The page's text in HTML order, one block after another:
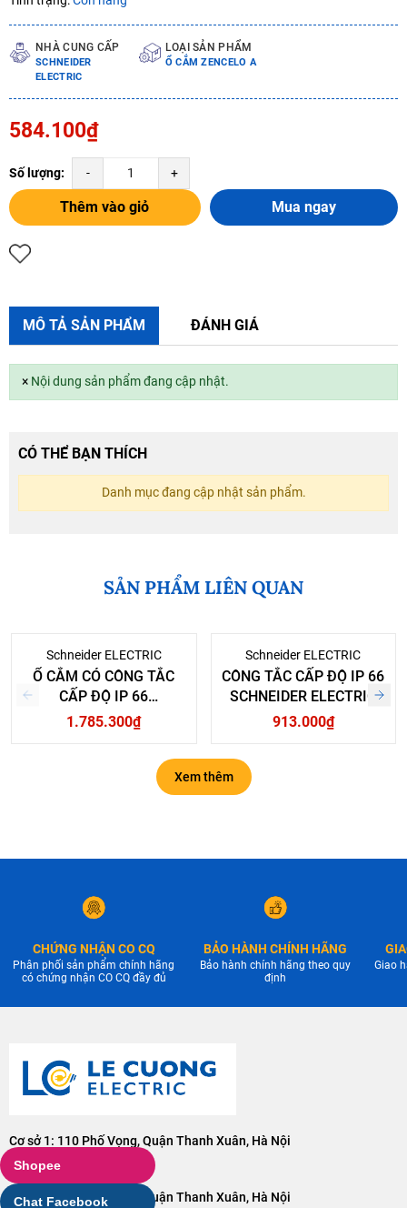
NHÀ CUNG CẤP
SCHNEIDER
ELECTRIC
LOẠI SẢN PHẨM
Ổ CẮM ZENCELO A
584.100₫
Số lượng: - +
Thêm vào giỏ Mua ngay
MÔ TẢ SẢN PHẨM ĐÁNH GIÁ
×Nội dung sản phẩm đang cập nhật.
CÓ THỂ BẠN THÍCH
Danh mục đang cập nhật sản phẩm.
SẢN PHẨM LIÊN QUAN
Schneider ELECTRIC
Ổ CẮM CÓ CÔNG TẮC
CẤP ĐỘ IP 66
SCHNEIDER ELECTRIC
1.785.300₫
Schneider ELECTRIC
CÔNG TẮC CẤP ĐỘ IP 66
SCHNEIDER ELECTRIC
913.000₫
Xem thêm
CHỨNG NHẬN CO CQ
Phân phối sản phẩm chính hãng
có chứng nhận CO CQ đầy đủ
BẢO HÀNH CHÍNH HÃNG
Bảo hành chính hãng theo quy
định
Giao
Cơ sở 1: 110 Phố Vọng, Quận Thanh Xuân, Hà Nội
Điện thoại:
Cơ sở 2: 106 Phố Vọng, Quận Thanh Xuân, Hà Nội
Shopee
Chat Facebook